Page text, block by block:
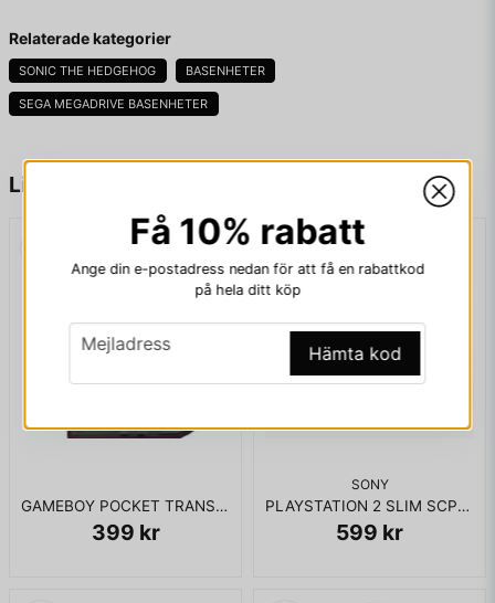
Liknande produkter
GAMEBOY POCKET TRANSPARENT
399 kr
SONY
PLAYSTATION 2 SLIM SCPH-77004
599 kr
Flicky
Kid Chamaleon
Fråga oss något om denna produkten...
Ja, ni får publicera min fråga
Relaterade kategorier
SONIC THE HEDGEHOG BASENHETER
SEGA MEGADRIVE BASENHETER
Få 10% rabatt
Ange din e-postadress nedan för att få en rabattkod
på hela ditt köp
email
Mejladress Hämta kod